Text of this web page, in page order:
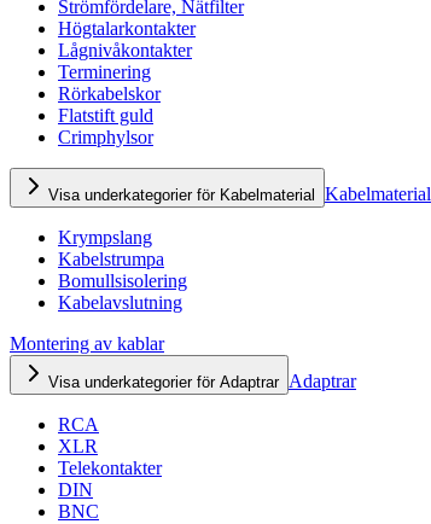
Strömfördelare, Nätfilter
Högtalarkontakter
Lågnivåkontakter
Terminering
Rörkabelskor
Flatstift guld
Crimphylsor
Visa underkategorier för Kabelmaterial Kabelmaterial
Krympslang
Kabelstrumpa
Bomullsisolering
Kabelavslutning
Montering av kablar
Visa underkategorier för Adaptrar Adaptrar
RCA
XLR
Telekontakter
DIN
BNC